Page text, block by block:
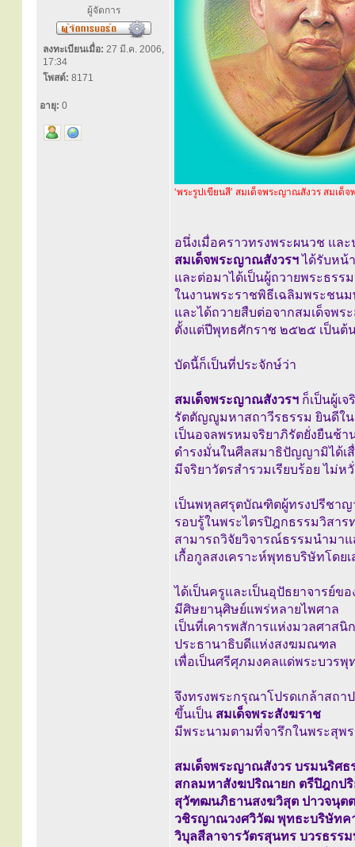
ผู้จัดการ
ลงทะเบียนเมื่อ: 27 มี.ค. 2006,
17:34
โพสต์: 8171
อายุ: 0
‘พระรูปเขียนสี’ สมเด็จพระญาณสังวร สมเด็
อนึ่งเมื่อคราวทรงพระผนวช แล
สมเด็จพระญาณสังวรฯได้รับหน้
และต่อมาได้เป็นผู้ถวายพระธรร
ในงานพระราชพิธีเฉลิมพระชน
และได้ถวายสืบต่อจากสมเด็จพร
ตั้งแต่ปีพุทธศักราช ๒๕๒๕ เป็นต้
บัดนี้ก็เป็นที่ประจักษ์ว่า
สมเด็จพระญาณสังวรฯ ก็เป็นผู้เ
รัตตัญญูมหาสถาวีรธรรม ยินดีใ
เป็นอจลพรหมจริยาภิรัตยั่งยืนช้า
ดำรงมั่นในศีลสมาธิปัญญามิได้เ
มีจริยาวัตรสำรวมเรียบร้อย ไม่ห
เป็นพหุลศรุตบัณฑิตผู้ทรงปรีชา
รอบรู้ในพระไตรปิฎกธรรมวิสาร
สามารถวิจัยวิจารณ์ธรรมนำมา
เกื้อกูลสงเคราะห์พุทธบริษัทโดย
ได้เป็นครูและเป็นอุปัธยาจารย์ข
มีศิษยานุศิษย์แพร่หลายไพศาล
เป็นที่เคารพสัการแห่งมวลศาส
ประธานาธิบดีแห่งสงฆมณฑล
เพื่อเป็นศรีศุภมงคลแด่พระบวรพุ
จึงทรงพระกรุณาโปรดเกล้าสถา
ขึ้นเป็น สมเด็จพระสังฆราช
มีพระนามตามที่จารึกในพระสุพ
สมเด็จพระญาณสังวร บรมนริศ
สกลมหาสังฆปริณายก ตรีปิฎกป
สุวัฑฒนภิธานสงฆวิสุต ปาวจนุต
วชิรญาณวงศวิวัฒ พุทธะบริษัท
วิบุลสีลาจารวัตรสุนทร บวรธรร